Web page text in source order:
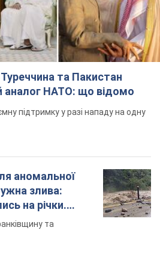
та Пакистан
аналог НАТО: що відомо
підтримку у разі нападу на одну
аномальної
злива:
на річки.
та